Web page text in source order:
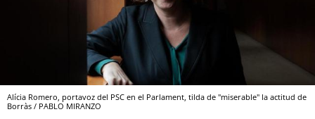
Alícia Romero, portavoz del PSC en el Parlament, tilda de "miserable" la actitud de
Borràs / PABLO MIRANZO